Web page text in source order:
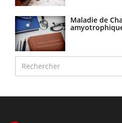
Maladie de